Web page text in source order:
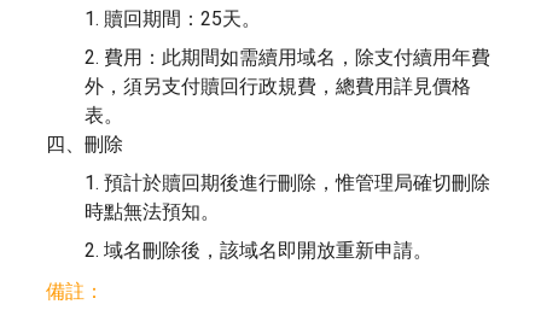
1. 贖回期間：25天。
2. 費用：此期間如需續用域名，除支付續用年費
外，須另支付贖回行政規費，總費用詳見價格
表。
四、刪除
1. 預計於贖回期後進行刪除，惟管理局確切刪除
時點無法預知。
2. 域名刪除後，該域名即開放重新申請。
備註：